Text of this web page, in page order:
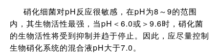
硝化细菌对pH反应很敏感，在pH为8～9的范围
内，其生物活性最强，当pH＜6.0或＞9.6时，硝化菌
的生物活性将受到抑制并趋于停止。因此，应尽量控制
生物硝化系统的混合液pH大于7.0。